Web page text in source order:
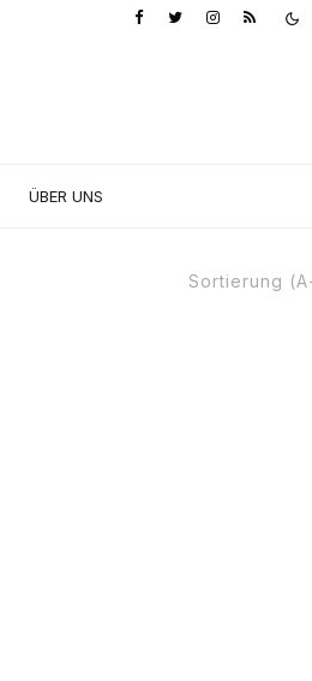
ÜBER UNS
Sortierung